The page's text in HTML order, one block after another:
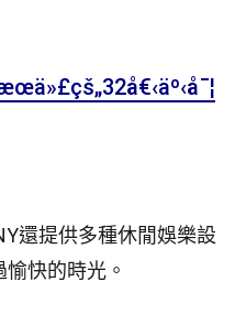
還提供多種休閒娛樂設
快的時光。